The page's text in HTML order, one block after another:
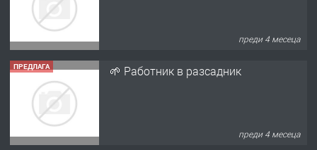
преди 4 месеца
ПРЕДЛАГА 🌱 Работник в разсадник
преди 4 месеца